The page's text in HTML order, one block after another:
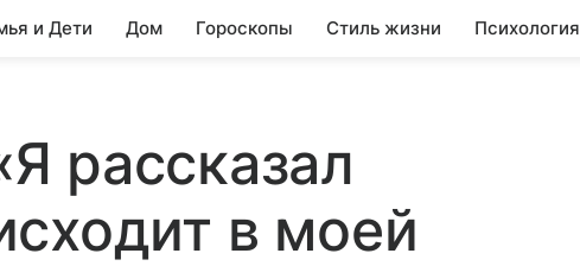
и Дети Дом Гороскопы Стиль жизни Психология
рассказал
в моей